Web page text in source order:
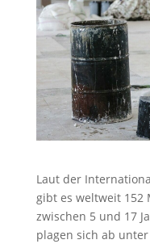
Laut der
gibt es weltweit
zwischen 5 und 17
plagen sich ab